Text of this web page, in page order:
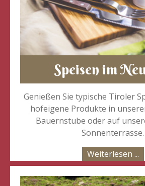
Speisen im
Genießen Sie typische Tiroler
hofeigene Produkte in
Bauernstube oder auf
Sonnenterrasse.
Weiterlesen ...